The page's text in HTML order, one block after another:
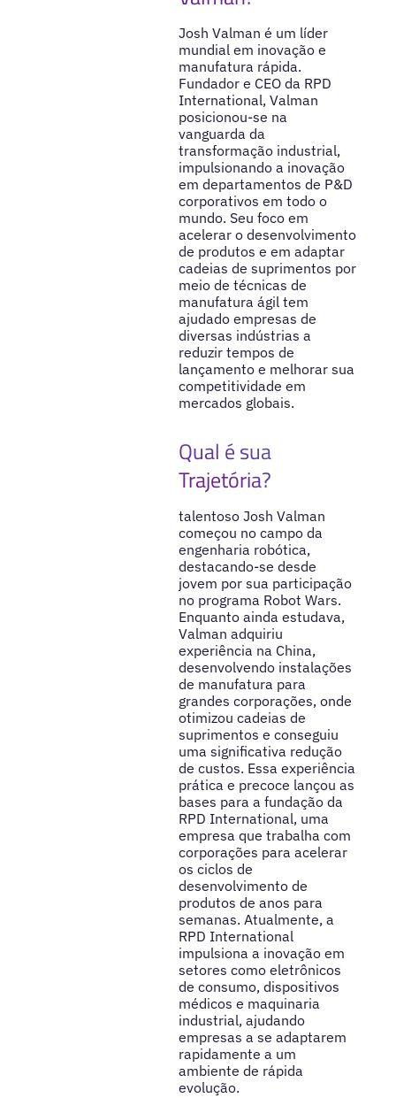
Josh Valman é um líder
mundial em inovação e
manufatura rápida.
Fundador e CEO da RPD
International, Valman
posicionou-se na
vanguarda da
transformação industrial,
impulsionando a inovação
em departamentos de P&D
corporativos em todo o
mundo. Seu foco em
acelerar o desenvolvimento
de produtos e em adaptar
cadeias de suprimentos por
meio de técnicas de
manufatura ágil tem
ajudado empresas de
diversas indústrias a
reduzir tempos de
lançamento e melhorar sua
competitividade em
mercados globais.
Qual é sua
Trajetória?
talentoso Josh Valman
começou no campo da
engenharia robótica,
destacando-se desde
jovem por sua participação
no programa Robot Wars.
Enquanto ainda estudava,
Valman adquiriu
experiência na China,
desenvolvendo instalações
de manufatura para
grandes corporações, onde
otimizou cadeias de
suprimentos e conseguiu
uma significativa redução
de custos. Essa experiência
prática e precoce lançou as
bases para a fundação da
RPD International, uma
empresa que trabalha com
corporações para acelerar
os ciclos de
desenvolvimento de
produtos de anos para
semanas. Atualmente, a
RPD International
impulsiona a inovação em
setores como eletrônicos
de consumo, dispositivos
médicos e maquinaria
industrial, ajudando
empresas a se adaptarem
rapidamente a um
ambiente de rápida
evolução.